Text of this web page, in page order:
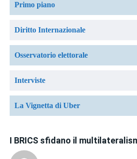
Primo piano
Diritto Internazionale
Osservatorio elettorale
Interviste
La Vignetta di Uber
I BRICS sfidano il